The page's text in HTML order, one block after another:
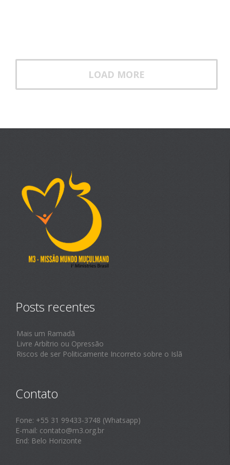
LOAD MORE
Posts recentes
Mais um Ramadã
Livre Arbítrio ou Opressão
Riscos de ser Politicamente Incorreto sobre o Islã
Contato
Fone: +55 31 99433-3748 (Whatsapp)
E-mail: contato@m3.org.br
End: Belo Horizonte